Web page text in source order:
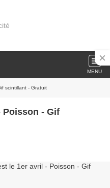
MENU
scintillant - Gratuit
Poisson - Gif